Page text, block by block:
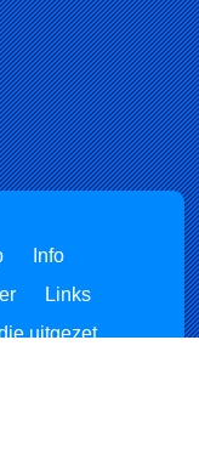
Info
Links
uitgezet